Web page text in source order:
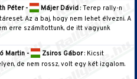
Péter - Májer Dávid: Terep rally-n
Az a baj, hogy nem lehet élvezni. A
erre számítottunk, de itt vagyunk
Martin - Zsiros Gábor: Kicsit
de nem rossz, volt egy két izgalom.